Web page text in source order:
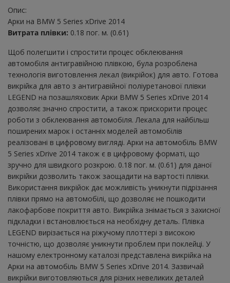
Опис:
Арки на BMW 5 Series xDrive 2014
Витрата плівки: 0.18 пог. м. (0.61)
Щоб полегшити і спростити процес обклеювання
автомобіля антигравійною плівкою, була розроблена
технологія виготовлення лекал (викрійок) для авто. Готова
викрійка для авто з антигравійної поліуретанової плівки
LEGEND на позашляховик Арки BMW 5 Series xDrive 2014
дозволяє значно спростити, а також прискорити процес
роботи з обклеювання автомобіля. Лекала для найбільш
поширених марок і останніх моделей автомобілів
реалізовані в цифровому вигляді. Арки на автомобіль BMW
5 Series xDrive 2014 також є в цифровому форматі, що
зручно для швидкого розкрою. 0.18 пог. м. (0.61) для даної
викрійки дозволить також заощадити на вартості плівки.
Використання викрійок дає можливість уникнути підрізання
плівки прямо на автомобілі, що дозволяє не пошкодити
лакофарбове покриття авто. Викрійка знімається з захисної
підкладки і встановлюється на необхідну деталь. Плівка
LEGEND вирізається на ріжучому плоттері з високою
точністю, що дозволяє уникнути проблем при поклейці. У
нашому електронному каталозі представлена ​​викрійка на
Арки на автомобіль BMW 5 Series xDrive 2014. Зазвичай
викрійки виготовляються для різних невеликих деталей